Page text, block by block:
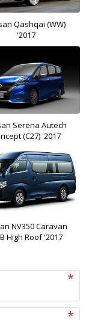
Qashqai (WW)
'2017
Serena Autech
(C27) '2017
NV350 Caravan
High Roof '2017